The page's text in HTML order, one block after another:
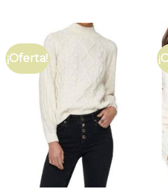
¡Oferta!